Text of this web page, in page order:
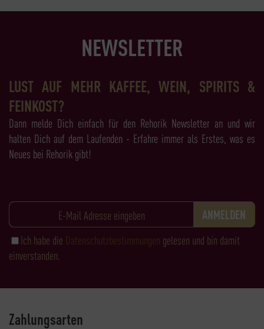
NEWSLETTER
LUST AUF MEHR KAFFEE, WEIN, SPIRITS &
FEINKOST?
Dann melde Dich einfach für den Rehorik Newsletter an und wir
halten Dich auf dem Laufenden - Erfahre immer als Erstes, was es
Neues bei Rehorik gibt!
Ich habe die Datenschutzbestimmungen gelesen und bin damit
einverstanden.
Zahlungsarten